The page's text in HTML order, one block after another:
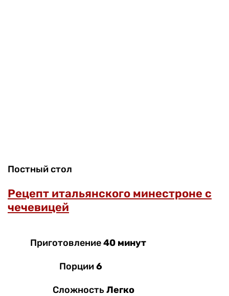
Постный стол
Рецепт итальянского минестроне с
чечевицей
Приготовление40 минут
Порции6
Сложность Легко